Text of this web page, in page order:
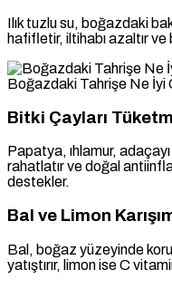
Ilık tuzlu su, boğazdaki
hafifletir, iltihabı azaltır
Boğazdaki Tahrişe Ne İyi
Bitki Çayları
Papatya, ıhlamur,
rahatlatır ve doğal
destekler.
Bal ve Limon
Bal, boğaz yüzeyinde
yatıştırır, limon ise C